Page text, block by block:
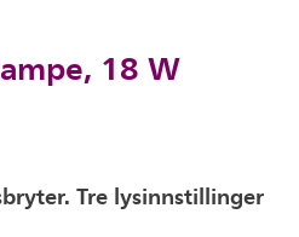
18 W
Tre lysinnstillinger